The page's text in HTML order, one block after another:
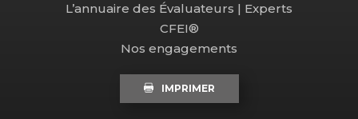
L’annuaire des Évaluateurs | Experts
CFEI®
Nos engagements
IMPRIMER